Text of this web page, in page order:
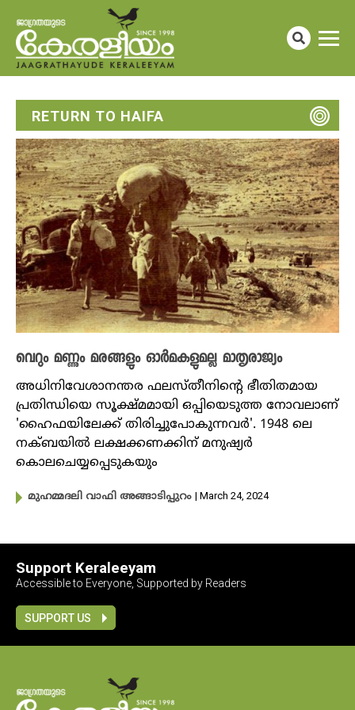
RETURN TO HAIFA
വെറും മണ്ണും മരങ്ങളും ഓർമകളുമല്ല മാതൃരാജ്യം
അധിനിവേശാനന്തര ഫലസ്തീനിന്റെ ഭീതിതമായ
പ്രതിന്ധിയെ സൂക്ഷ്മമായി ഒപ്പിയെടുത്ത നോവലാണ്
'ഹൈഫയിലേക്ക് തിരിച്ചുപോകുന്നവർ'. 1948 ലെ
നക്ബയിൽ ലക്ഷക്കണക്കിന് മനുഷ്യർ
കൊലചെയ്യപ്പെടുകയും
മുഹമ്മദലി വാഫി അങ്ങാടിപ്പുറം | March 24, 2024
Support Keraleeyam
Accessible to Everyone, Supported by Readers
SUPPORT US